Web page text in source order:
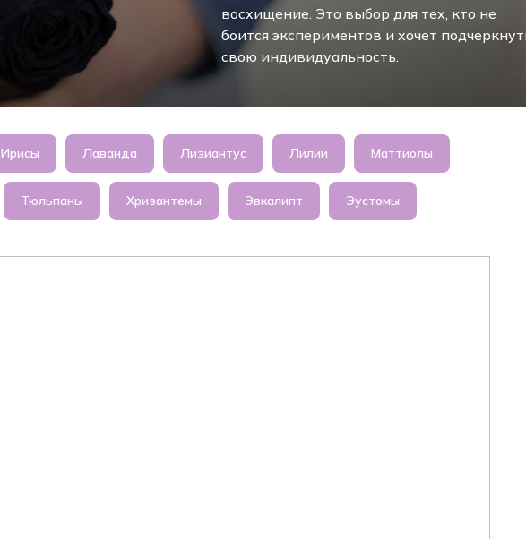
свою индивидуальность.
Ирисы Лаванда Лизиантус Лилии Маттиолы
Тюльпаны Хризантемы Эвкалипт Эустомы